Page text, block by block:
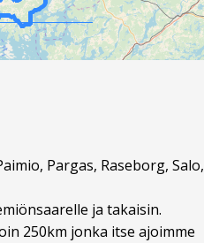
Pargas, Raseborg, Salo,
ja takaisin.
250km jonka itse ajoimme